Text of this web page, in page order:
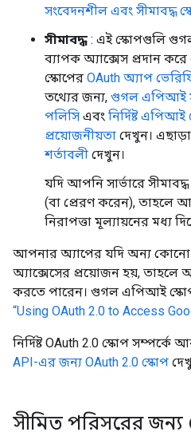
সংবেদনশীল এবং সীমাবদ্ধ
সীমাবদ্ধ : এই স্কোপগুলি
ব্যাপক অ্যাক্সেস প্রদান
স্কোপের OAuth অ্যাপ
তথ্যের জন্য, গুগল এপিআই
পলিসি এবং নির্দিষ্ট
প্রয়োজনীয়তা দেখুন।
শর্তাবলী দেখুন।
যদি আপনি সার্ভারে
(বা প্রেরণ করেন), তাহলে
নিরাপত্তা মূল্যায়নের মধ্য
আপনার অ্যাপের যদি অন্য
অ্যাক্সেসের প্রয়োজন হয়,
করতে পারেন। গুগল এপিআই
“Using OAuth 2.0 to Access
নির্দিষ্ট OAuth 2.0 স্কোপ
API-এর জন্য OAuth 2.0 স্কোপ
সীমিত পরিসরের জন্য